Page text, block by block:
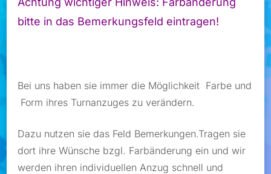
bitte in das Bemerkungsfeld eintragen!
Bei uns haben sie immer die Möglichkeit Farbe und
Form ihres Turnanzuges zu verändern.
Dazu nutzen sie das Feld Bemerkungen.Tragen sie
dort ihre Wünsche bzgl. Farbänderung ein und wir
werden ihren individuellen Anzug schnell und